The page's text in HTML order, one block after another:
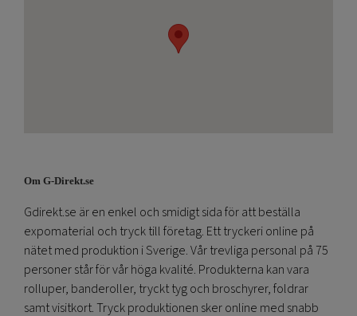
Om G-Direkt.se
Gdirekt.se är en enkel och smidigt sida för att beställa
expomaterial och tryck till företag. Ett tryckeri online på
nätet med produktion i Sverige. Vår trevliga personal på 75
personer står för vår höga kvalité. Produkterna kan vara
rolluper, banderoller, tryckt tyg och broschyrer, foldrar
samt visitkort. Tryck produktionen sker online med snabb